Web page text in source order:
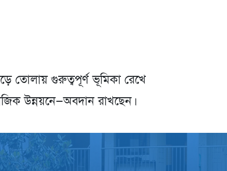
তোলায় গুরুত্বপূর্ণ ভূমিকা রেখে
উন্নয়নে—অবদান রাখছেন।